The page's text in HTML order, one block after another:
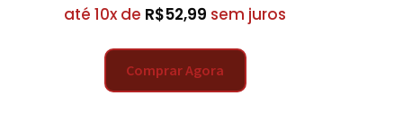
até 10x de R$52,99 sem juros
Comprar Agora